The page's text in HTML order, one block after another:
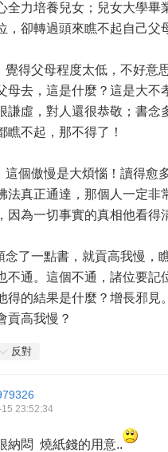
全力培養兒女；兒女大學畢
，卻轉過頭來瞧不起自己父
覺得父母程度太低，不好意
母去，這是什麼？這是大不
謙虛，對人還很恭敬；書念
瞧不起，那不得了！
這個傲慢是大煩惱！讀得愈
法真正通達，那個人一定非
因為一切事實的真相他看得
念了一點書，就貢高我慢，
不通。這個不通，諸位要記
得的結果是什麼？增長邪見
貢高我慢？
反對
23:52:34
納悶 燒紙錢的用意..